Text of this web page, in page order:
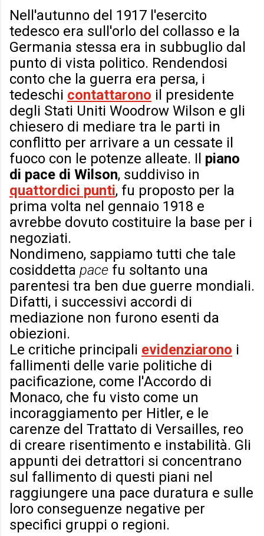
Nell'autunno del 1917 l'esercito
tedesco era sull'orlo del collasso e la
Germania stessa era in subbuglio dal
punto di vista politico. Rendendosi
conto che la guerra era persa, i
tedeschi contattarono il presidente
degli Stati Uniti Woodrow Wilson e gli
chiesero di mediare tra le parti in
conflitto per arrivare a un cessate il
fuoco con le potenze alleate. Il piano
di pace di Wilson, suddiviso in
quattordici punti, fu proposto per la
prima volta nel gennaio 1918 e
avrebbe dovuto costituire la base per i
negoziati.
Nondimeno, sappiamo tutti che tale
cosiddetta pace fu soltanto una
parentesi tra ben due guerre mondiali.
Difatti, i successivi accordi di
mediazione non furono esenti da
obiezioni.
Le critiche principali evidenziarono i
fallimenti delle varie politiche di
pacificazione, come l'Accordo di
Monaco, che fu visto come un
incoraggiamento per Hitler, e le
carenze del Trattato di Versailles, reo
di creare risentimento e instabilità. Gli
appunti dei detrattori si concentrano
sul fallimento di questi piani nel
raggiungere una pace duratura e sulle
loro conseguenze negative per
specifici gruppi o regioni.